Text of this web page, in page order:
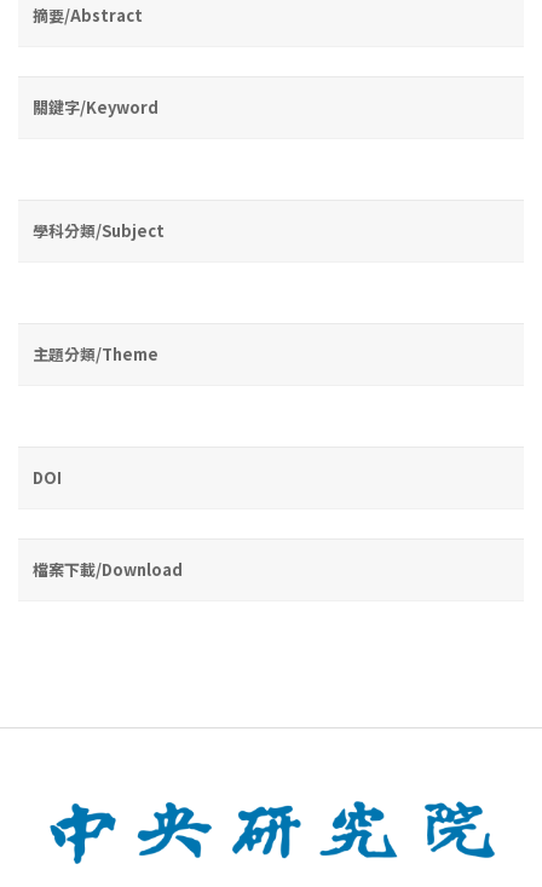
摘要/Abstract
關鍵字/Keyword
學科分類/Subject
主題分類/Theme
DOI
檔案下載/Download